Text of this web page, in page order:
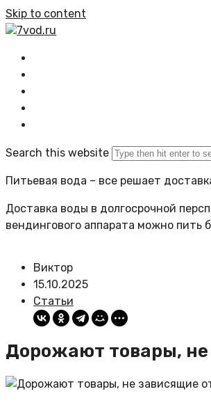
Skip to content
7vod.ru
Search this website
Питьевая вода – все решает
Доставка воды в долгосрочной
вендингового аппарата можно пить
Виктор
15.10.2025
Статьи
Дорожают товары, не